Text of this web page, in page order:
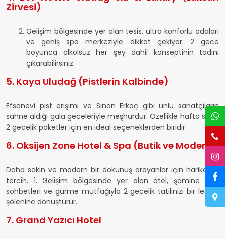
Zirvesi)
Gelişim bölgesinde yer alan tesis, ultra konforlu odaları
ve geniş spa merkeziyle dikkat çekiyor. 2 gece
boyunca alkolsüz her şey dahil konseptinin tadını
çıkarabilirsiniz.
5. Kaya Uludağ (Pistlerin Kalbinde)
Efsanevi pist erişimi ve Sinan Erkoç gibi ünlü sanatçıların
sahne aldığı gala geceleriyle meşhurdur. Özellikle hafta sonu
2 gecelik paketler için en ideal seçeneklerden biridir.
6. Oksijen Zone Hotel & Spa (Butik ve Modern)
Daha sakin ve modern bir dokunuş arayanlar için harika bir
tercih. 1. Gelişim bölgesinde yer alan otel, şömine başı
sohbetleri ve gurme mutfağıyla 2 gecelik tatilinizi bir lezzet
şölenine dönüştürür.
7. Grand Yazıcı Hotel